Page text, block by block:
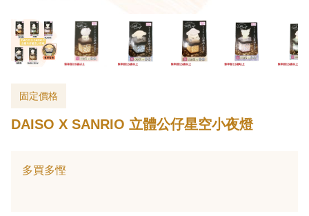
固定價格
DAISO X SANRIO 立體公仔星空小夜燈
多買多慳